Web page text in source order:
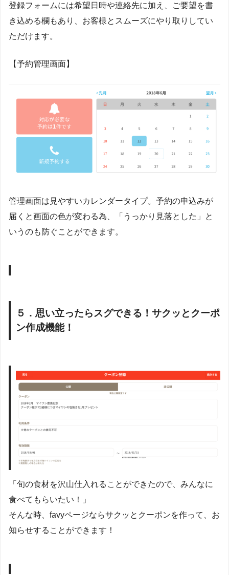
登録フォームには希望日時や連絡先に加え、ご要望を書
き込める欄もあり、お客様とスムーズにやり取りしてい
ただけます。
【予約管理画面】
管理画面は見やすいカレンダータイプ。予約の申込みが
届くと画面の色が変わる為、「うっかり見落とした」と
いうのも防ぐことができます。
５．思い立ったらスグできる！サクッとクーポ
ン作成機能！
「旬の食材を沢山仕入れることができたので、みんなに
食べてもらいたい！」
そんな時、favyページならサクッとクーポンを作って、お
知らせすることができます！